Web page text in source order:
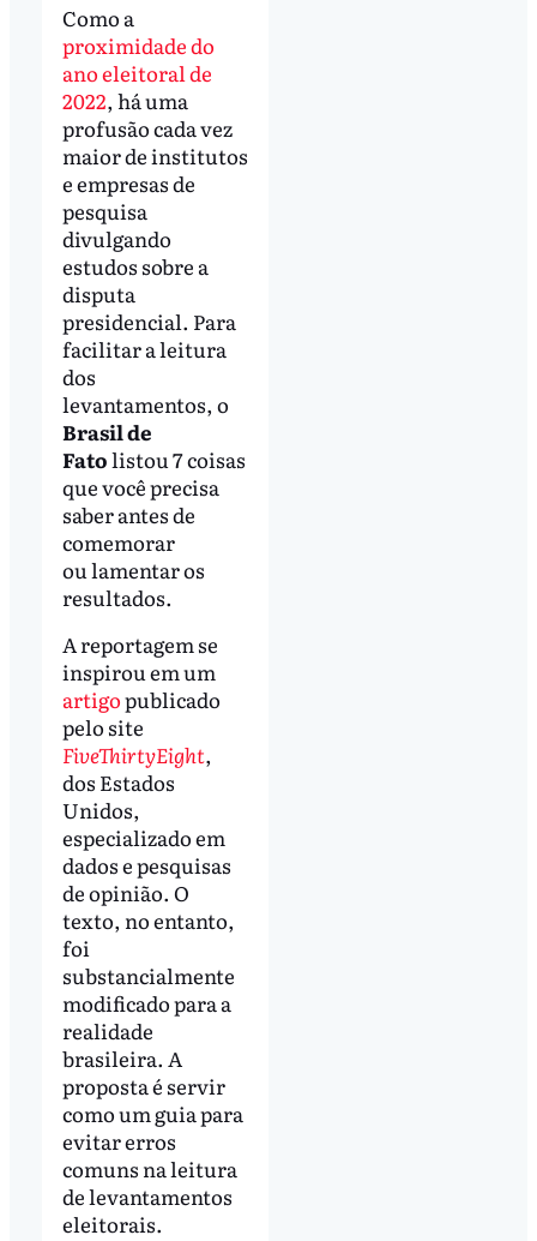
Como a
proximidade do
ano eleitoral de
2022, há uma
profusão cada vez
maior de institutos
e empresas de
pesquisa
divulgando
estudos sobre a
disputa
presidencial. Para
facilitar a leitura
dos
levantamentos, o
Brasil de
Fatolistou 7 coisas
que você precisa
saber antes de
comemorar
ou lamentar os
resultados.
A reportagem se
inspirou em um
artigopublicado
pelo site
FiveThirtyEight,
dos Estados
Unidos,
especializado em
dados e pesquisas
de opinião. O
texto, no entanto,
foi
substancialmente
modificado para a
realidade
brasileira. A
proposta é servir
como um guia para
evitar erros
comuns na leitura
de levantamentos
eleitorais.